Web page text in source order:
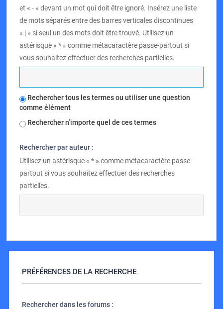
et « - » devant un mot qui doit être ignoré. Insérez une liste
de mots séparés entre des barres verticales discontinues
« | » si seul un des mots doit être trouvé. Utilisez un
astérisque « * » comme métacaractère passe-partout si
vous souhaitez effectuer des recherches partielles.
Rechercher tous les termes ou utiliser une question
comme élément
Rechercher n’importe quel de ces termes
Rechercher par auteur :
Utilisez un astérisque « * » comme métacaractère passe-
partout si vous souhaitez effectuer des recherches
partielles.
PRÉFÉRENCES DE LA RECHERCHE
Rechercher dans les forums :